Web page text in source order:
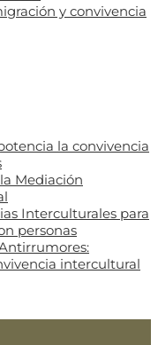
y convivencia
la convivencia
Mediación
Interculturales para
personas
intercultural